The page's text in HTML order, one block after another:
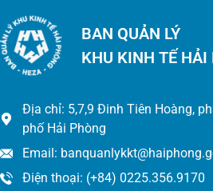
BAN QUẢN LÝ
KHU KINH TẾ HẢI
Địa chỉ: 5,7,9 Đinh Tiên Hoàng,
phố Hải Phòng
Email:
Điện thoại: (+84) 0225.356.9170